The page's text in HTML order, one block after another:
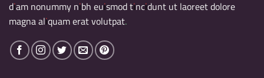
diam nonummy nibh euismod tincidunt ut laoreet dolore
magna aliquam erat volutpat.